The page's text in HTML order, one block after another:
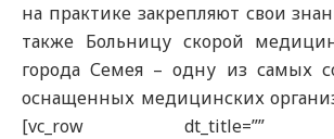
на практике закрепляют свои
также Больницу скорой
города Семея – одну из самых
оснащенных медицинских
[vc_row dt_title=””